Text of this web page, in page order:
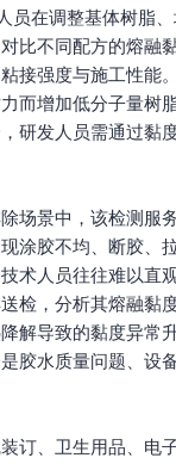
员在调整基体树脂
比不同配方的熔融
接强度与施工性能
而增加低分子量树
研发人员需通过黏
场景中，该检测服
现涂胶不均、断胶
术人员往往难以直
检，分析其熔融黏
解导致的黏度异常
胶水质量问题、设
订、卫生用品、电